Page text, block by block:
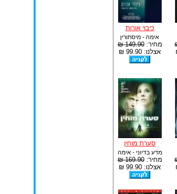
כיבוי אורות
אימה - מיסתורין
מחיר:149.90 ₪
אצלנו: 99.90 ₪
סערת מוחין
מדע בדיוני - אימה
מחיר:169.90 ₪
אצלנו: 99.90 ₪